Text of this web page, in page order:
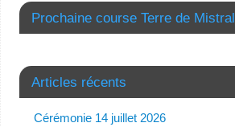
Prochaine course Terre de Mistral
Articles récents
Cérémonie 14 juillet 2026